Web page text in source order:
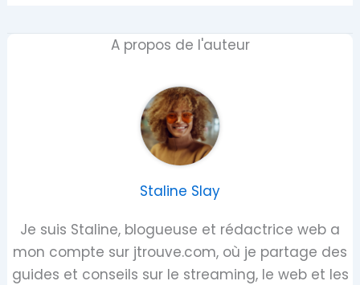
A propos de l'auteur
Staline Slay
Je suis Staline, blogueuse et rédactrice web a
mon compte sur jtrouve.com, où je partage des
guides et conseils sur le streaming, le web et les